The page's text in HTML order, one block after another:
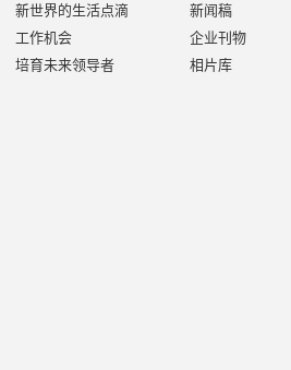
新世界的生活点滴
工作机会
培育未来领导者
新闻稿
企业刊物
相片库